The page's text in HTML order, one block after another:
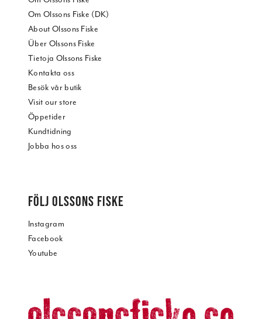
Om Olssons Fiske (DK)
About Olssons Fiske
Über Olssons Fiske
Tietoja Olssons Fiske
Kontakta oss
Besök vår butik
Visit our store
Öppetider
Kundtidning
Jobba hos oss
FÖLJ OLSSONS FISKE
Instagram
Facebook
Youtube